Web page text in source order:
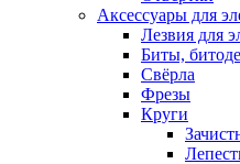
Аксессуары для
Лезвия для
Биты,
Свёрла
Фрезы
Круги